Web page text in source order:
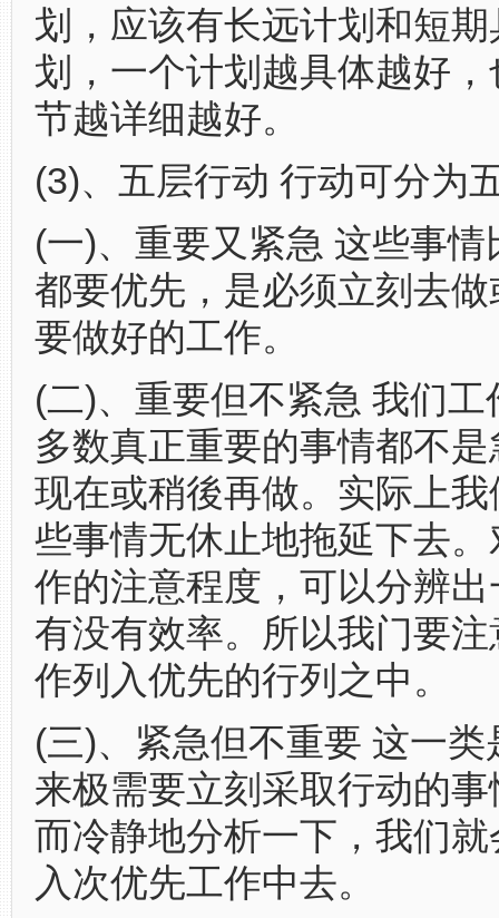
划，应该有长远计划和短
划，一个计划越具体越好
节越详细越好。
(3)、五层行动 行动可分为
(一)、重要又紧急 这些事情
都要优先，是必须立刻去
要做好的工作。
(二)、重要但不紧急 我们工
多数真正重要的事情都不
现在或稍後再做。实际上
些事情无休止地拖延下去
作的注意程度，可以分辨
有没有效率。所以我门要
作列入优先的行列之中。
(三)、紧急但不重要 这一类
来极需要立刻采取行动的
而冷静地分析一下，我们
入次优先工作中去。